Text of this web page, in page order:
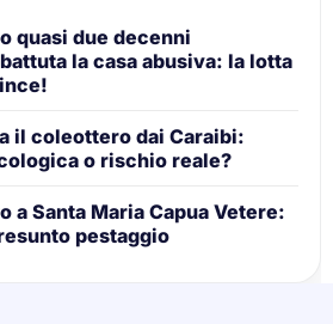
quasi due decenni
la casa abusiva: la lotta
il coleottero dai Caraibi:
o rischio reale?
a Santa Maria Capua Vetere:
pestaggio